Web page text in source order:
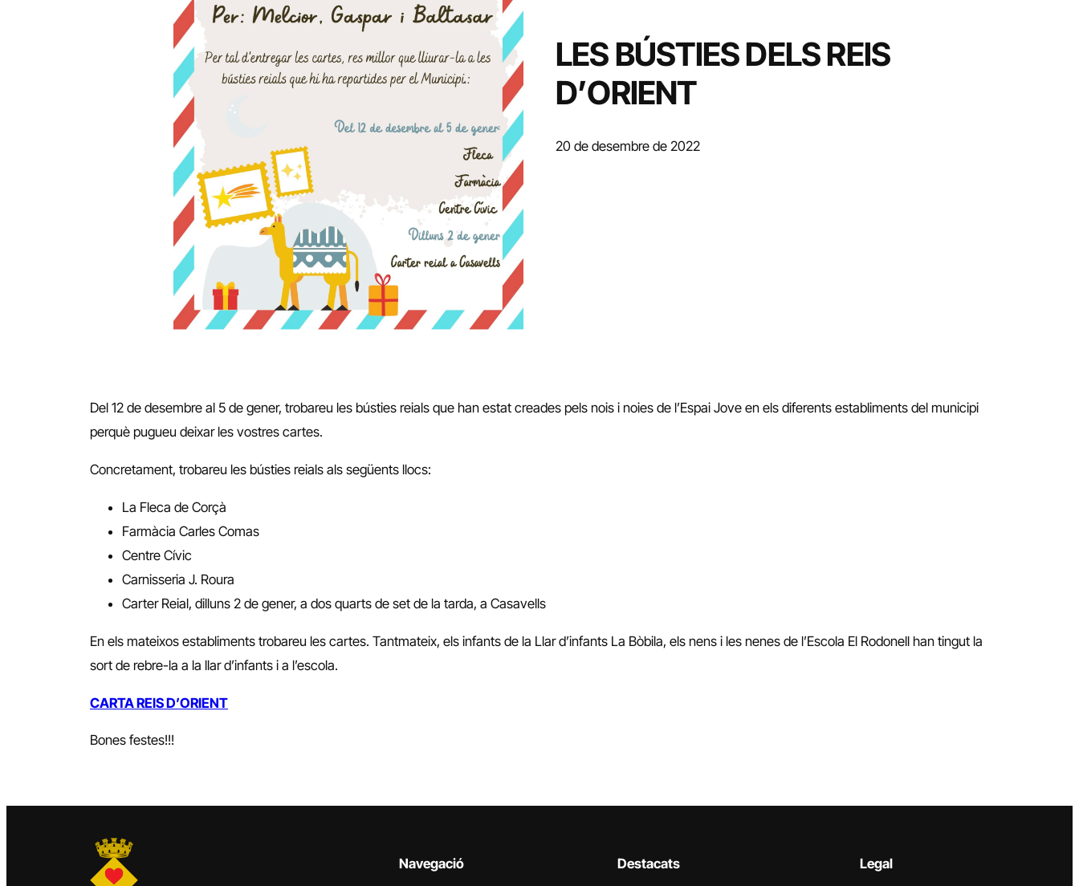
LES BÚSTIES DELS REIS
D’ORIENT
20 de desembre de 2022
Del 12 de desembre al 5 de gener, trobareu les bústies reials que han estat creades pels nois i noies de l’Espai Jove en els diferents establiments del municipi
perquè pugueu deixar les vostres cartes.
Concretament, trobareu les bústies reials als següents llocs:
La Fleca de Corçà
Farmàcia Carles Comas
Centre Cívic
Carnisseria J. Roura
Carter Reial, dilluns 2 de gener, a dos quarts de set de la tarda, a Casavells
En els mateixos establiments trobareu les cartes. Tantmateix, els infants de la Llar d’infants La Bòbila, els nens i les nenes de l’Escola El Rodonell han tingut la
sort de rebre-la a la llar d’infants i a l’escola.
CARTA REIS D’ORIENT
Bones festes!!!
Navegació Destacats Legal